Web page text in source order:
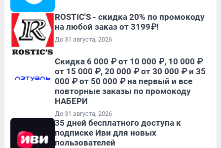
ROSTIC'S - скидка 20% по промокоду
на любой заказ от 3199₽!
До 31 августа, 2026
Скидка 6 000 ₽ от 10 000 ₽, 10 000 ₽
от 15 000 ₽, 20 000 ₽ от 30 000 ₽ и 35
000 ₽ от 50 000 ₽ на первый и все
повторные заказы по промокоду
НАБЕРИ
До 31 августа, 2026
35 дней бесплатного доступа к
подписке Иви для новых
пользователей